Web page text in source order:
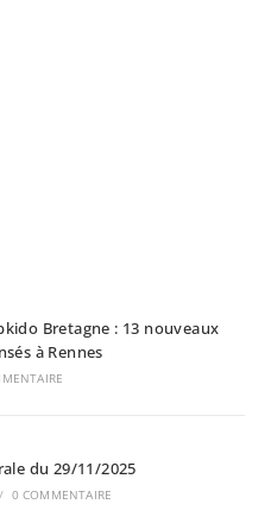
Bretagne : 13 nouveaux
à Rennes
du 29/11/2025
/ 0 COMMENTAIRE